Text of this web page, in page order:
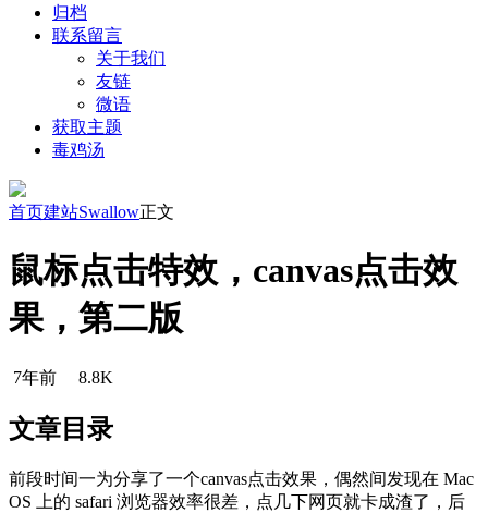
归档
联系留言
关于我们
友链
微语
获取主题
毒鸡汤
首页建站Swallow正文
鼠标点击特效，canvas点击效
果，第二版
7年前 8.8K
文章目录
前段时间一为分享了一个canvas点击效果，偶然间发现在 Mac
OS 上的 safari 浏览器效率很差，点几下网页就卡成渣了，后